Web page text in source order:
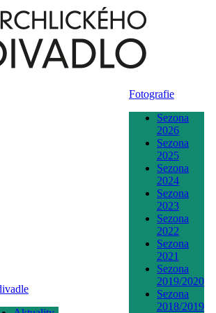
Fotografie
Sezona
2026
Sezona
2025
Sezona
2024
Sezona
2023
Sezona
2022
Sezona
2021
Sezona
2019/2020
Sezona
2018/2019